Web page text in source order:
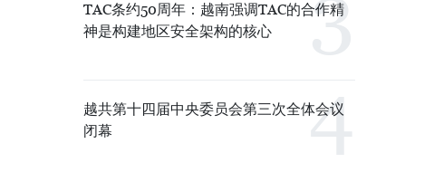
TAC条约50周年：越南强调TAC的合作精
神是构建地区安全架构的核心
越共第十四届中央委员会第三次全体会议
闭幕